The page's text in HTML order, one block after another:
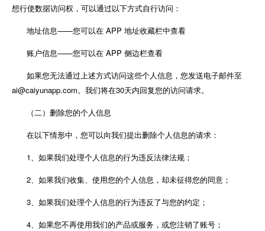
想行使数据访问权，可以通过以下方式自行访问：
地址信息——您可以在 APP 地址收藏栏中查看
账户信息——您可以在 APP 侧边栏查看
如果您无法通过上述方式访问这些个人信息，您发送电子邮件至
ai@caiyunapp.com。我们将在30天内回复您的访问请求。
（二）删除您的个人信息
在以下情形中，您可以向我们提出删除个人信息的请求：
1、如果我们处理个人信息的行为违反法律法规；
2、如果我们收集、使用您的个人信息，却未征得您的同意；
3、如果我们处理个人信息的行为违反了与您的约定；
4、如果您不再使用我们的产品或服务，或您注销了账号；